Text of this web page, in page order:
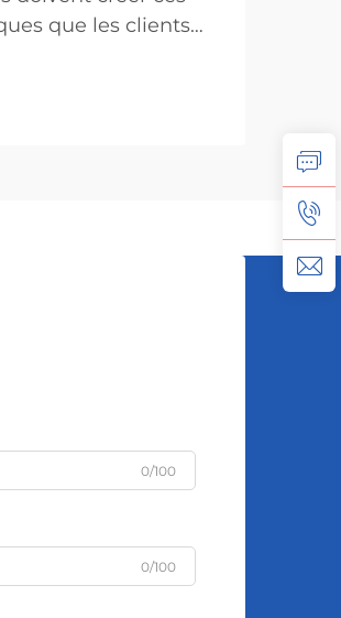
que les clients
un marché saturé.
0/100
0/100